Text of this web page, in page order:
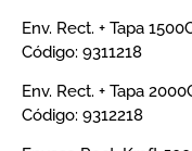
Env. Rect. + Tapa
Código: 9311218
Env. Rect. + Tapa
Código: 9312218